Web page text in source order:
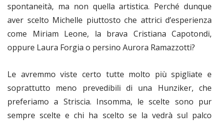
spontaneità, ma non quella artistica. Perché dunque
aver scelto Michelle piuttosto che attrici d’esperienza
come Miriam Leone, la brava Cristiana Capotondi,
oppure Laura Forgia o persino Aurora Ramazzotti?
Le avremmo viste certo tutte molto più spigliate e
soprattutto meno prevedibili di una Hunziker, che
preferiamo a Striscia. Insomma, le scelte sono pur
sempre scelte e chi ha scelto se la vedrà sul palco